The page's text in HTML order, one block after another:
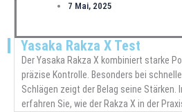
7 Mai, 2025
Yasaka Rakza X Test
Der Yasaka Rakza X kombiniert starke
präzise Kontrolle. Besonders bei
Schlägen zeigt der Belag seine Stärken.
erfahren Sie, wie der Rakza X in der